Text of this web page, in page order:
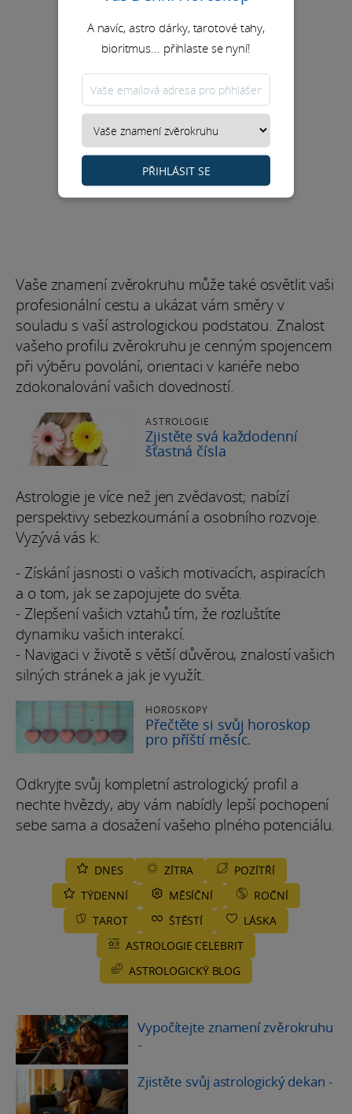
Vaše znamení zvěrokruhu může také osvětlit vaši
profesionální cestu a ukázat vám směry v
souladu s vaší astrologickou podstatou. Znalost
vašeho profilu zvěrokruhu je cenným spojencem
při výběru povolání, orientaci v kariéře nebo
zdokonalování vašich dovedností.
ASTROLOGIE
Zjistěte svá každodenní
šťastná čísla
Astrologie je více než jen zvědavost; nabízí
perspektivy sebezkoumání a osobního rozvoje.
Vyzývá vás k:
- Získání jasnosti o vašich motivacích, aspiracích
a o tom, jak se zapojujete do světa.
- Zlepšení vašich vztahů tím, že rozluštíte
dynamiku vašich interakcí.
- Navigaci v životě s větší důvěrou, znalostí vašich
silných stránek a jak je využít.
HOROSKOPY
Přečtěte si svůj horoskop
pro příští měsíc.
Odkryjte svůj kompletní astrologický profil a
nechte hvězdy, aby vám nabídly lepší pochopení
sebe sama a dosažení vašeho plného potenciálu.
DNES ZÍTRA
POZÍTŘÍ
TÝDENNÍ
MĚSÍČNÍ
ROČNÍ
TAROT
ŠTĚSTÍ
LÁSKA
ASTROLOGIE CELEBRIT
ASTROLOGICKÝ BLOG
Vypočítejte znamení zvěrokruhu
-
Zjistěte svůj astrologický dekan -
A navíc, astro dárky, tarotové tahy,
bioritmus... přihlaste se nyní!
PŘIHLÁSIT SE